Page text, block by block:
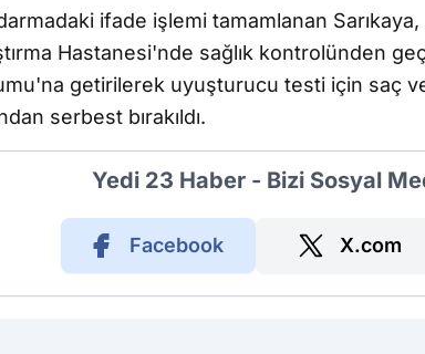
ifade işlemi tamamlanan
Hastanesi'nde sağlık kontrolünden
getirilerek uyuşturucu testi için saç
serbest bırakıldı.
Yedi 23 Haber - Bizi Sosyal
Facebook X.com